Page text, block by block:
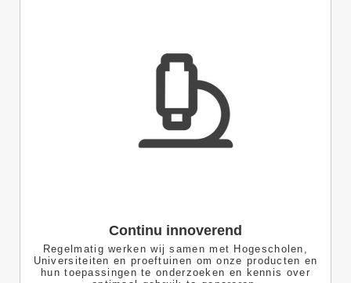
Continu innoverend
Regelmatig werken wij samen met Hogescholen,
Universiteiten en proeftuinen om onze producten en
hun toepassingen te onderzoeken en kennis over